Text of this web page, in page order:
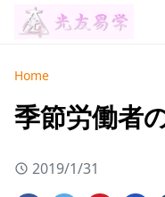
Home
季節労働者
2019/1/31